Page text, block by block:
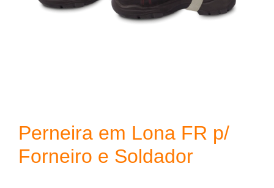
Perneira em Lona FR p/
Forneiro e Soldador